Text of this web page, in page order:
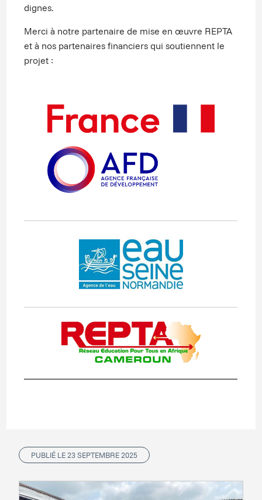
dignes.
Merci à notre partenaire de mise en œuvre REPTA
et à nos partenaires financiers qui soutiennent le
projet :
PUBLIÉ LE 23 SEPTEMBRE 2025